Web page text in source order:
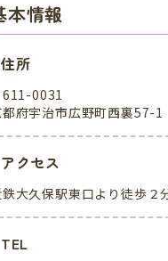
本情報
住所
611-0031
都府宇治市広野町西裏57-1
アクセス
鉄大久保駅東口より徒歩２
TEL